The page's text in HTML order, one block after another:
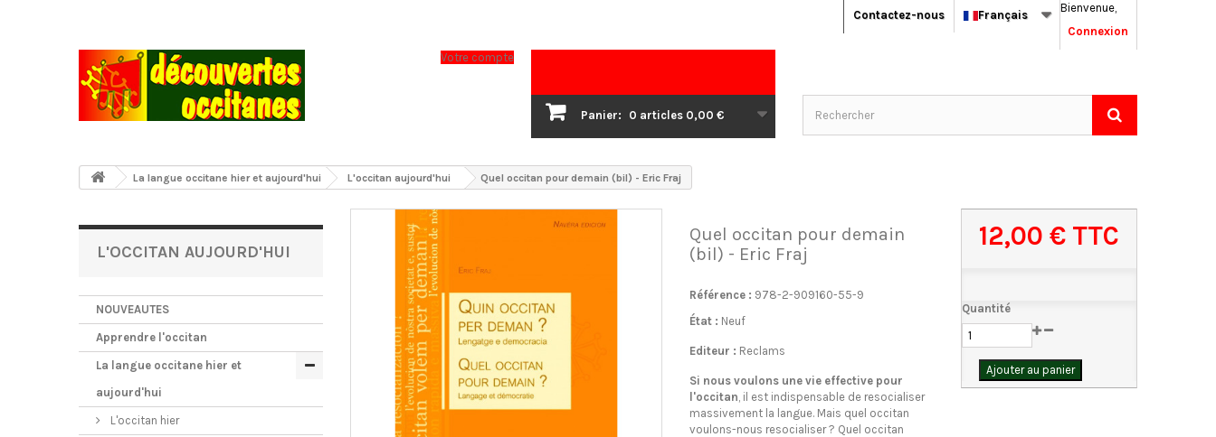
Bienvenue,
Connexion
Français
Contactez-nous
Panier: 0 articles 0,00 €
Votre compte
La langue occitane hier et aujourd'hui L'occitan aujourd'hui Quel occitan pour demain (bil) - Eric Fraj
L'OCCITAN AUJOURD'HUI
NOUVEAUTES
Apprendre l'occitan
La langue occitane hier et
aujourd'hui
L'occitan hier
Quel occitan pour demain
(bil) - Eric Fraj
Référence : 978-2-909160-55-9
État : Neuf
Editeur : Reclams
Si nous voulons une vie effective pour
l'occitan, il est indispensable de resocialiser
massivement la langue. Mais quel occitan
voulons-nous resocialiser ? Quel occitan
12,00 €TTC
Quantité
Ajouter au panier